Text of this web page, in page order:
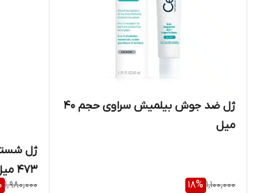
ژل ضد جوش بیلمیش سراوی حجم 40
میل
1,100,000
18%
ژل
473 میل
1,980,000